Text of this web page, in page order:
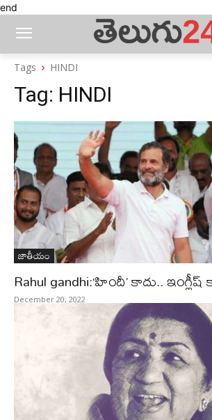
end
Tags HINDI
Tag: HINDI
జాతీయం
Rahul gandhi:‘హిందీ’ కాదు..
December 20, 2022